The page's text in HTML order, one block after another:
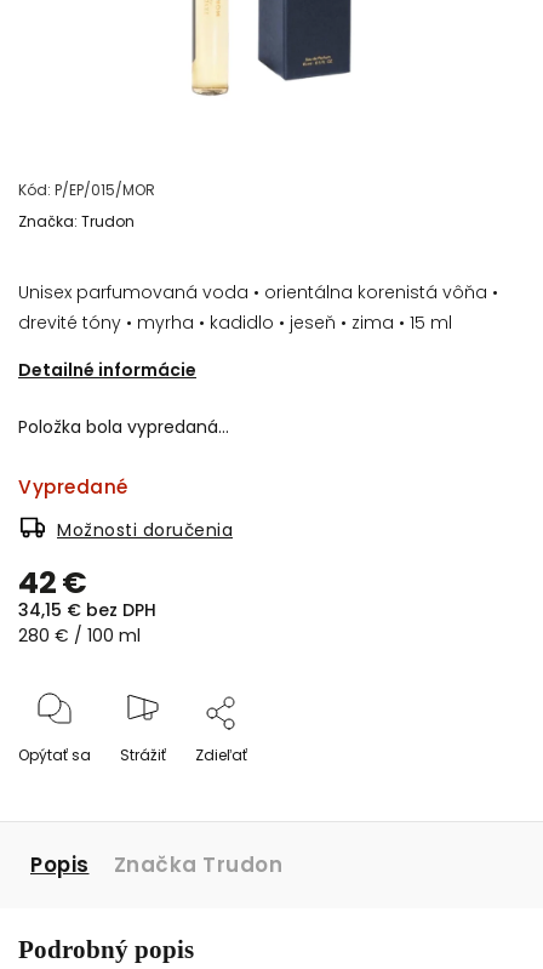
Kód: P/EP/015/MOR
Unisex parfumovaná voda • orientálna korenistá vôňa •
drevité tóny • myrha • kadidlo • jeseň • zima • 15 ml
Detailné informácie
Značka: Trudon
Položka bola vypredaná…
42 €
34,15 € bez DPH
280 € / 100 ml
Vypredané
Možnosti doručenia
Opýtať sa Strážiť Zdieľať
Popis Značka Trudon
Podrobný popis